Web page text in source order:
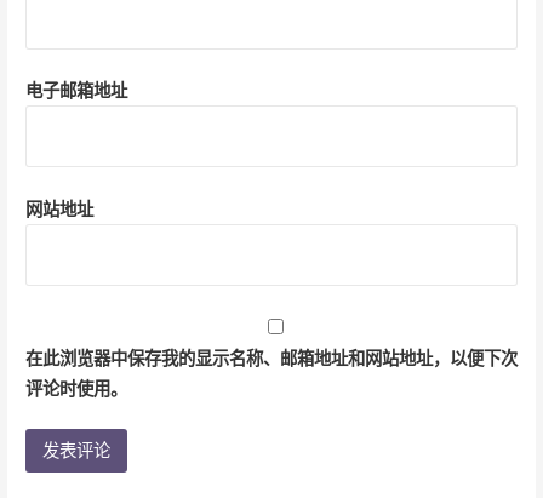
电子邮箱地址
网站地址
在此浏览器中保存我的显示名称、邮箱地址和网站地址，以便下次
评论时使用。